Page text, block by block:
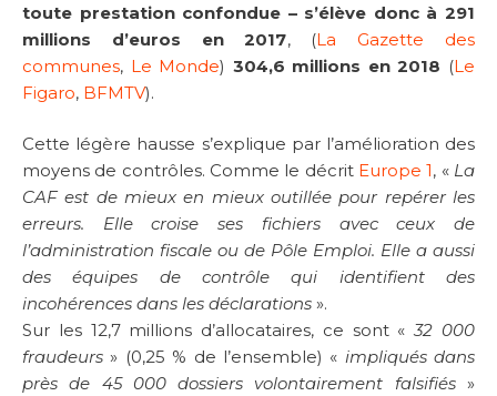
toute prestation confondue – s’élève donc à 291
millions d’euros en 2017, (La Gazette des
communes, Le Monde) 304,6 millions en 2018 (Le
Figaro, BFMTV).
Cette légère hausse s’explique par l’amélioration des
moyens de contrôles. Comme le décrit Europe 1, « La
CAF est de mieux en mieux outillée pour repérer les
erreurs. Elle croise ses fichiers avec ceux de
l’administration fiscale ou de Pôle Emploi. Elle a aussi
des équipes de contrôle qui identifient des
incohérences dans les déclarations ».
Sur les 12,7 millions d’allocataires, ce sont «32 000
fraudeurs » (0,25 % de l’ensemble) « impliqués dans
près de 45 000 dossiers volontairement falsifiés»